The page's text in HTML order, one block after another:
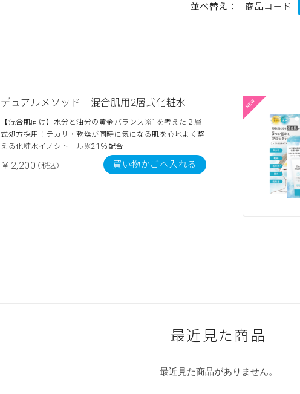
並べ替え： 商品コード
デュアルメソッド 混合肌用2層式化粧水
【混合肌向け】水分と油分の黄金バランス※1を考えた２層
式処方採用！テカリ・乾燥が同時に気になる肌を心地よく整
える化粧水イノシトール※21％配合
￥2,200（税込） 買い物かごへ入れる
最近見た商品
最近見た商品がありません。